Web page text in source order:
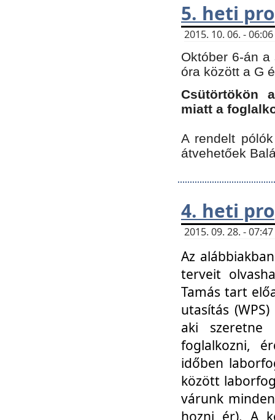
5. heti
2015. 10. 06. -
Október 6-án
óra között a G
Csütörtökön
miatt a
A rendelt
átvehetőek
4. heti
2015. 09. 28. -
Az
terveit
Tamás tart
utasítás
aki szeretne
foglalkozni,
időben
között
várunk
hozni ér). A